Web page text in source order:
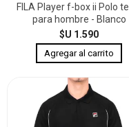
FILA Player f-box ii Polo
para hombre - Blanco
$U 1.590